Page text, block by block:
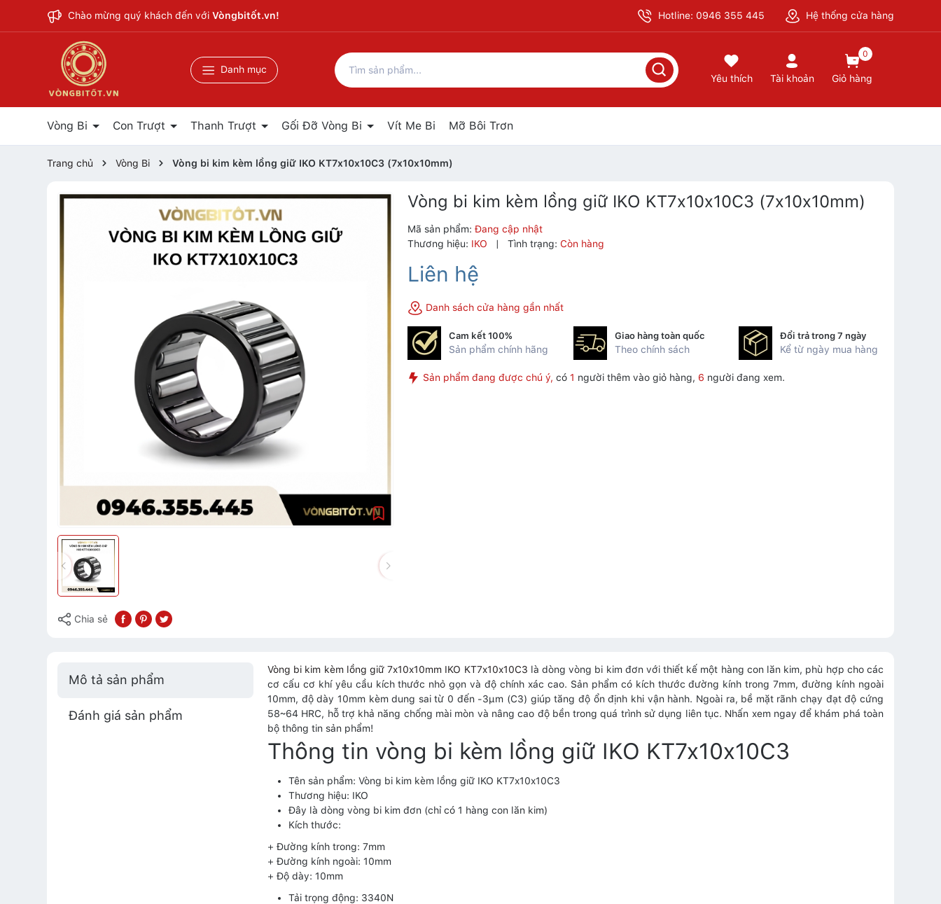
Chào mừng quý khách đến với Vòngbitốt.vn! Hotline: 0946 355 445 Hệ thống cửa hàng
Danh mục
Yêu thích Tài khoản
0
Giỏ hàng
Vòng Bi Con Trượt Thanh Trượt Gối Đỡ Vòng Bi Vít Me Bi Mỡ Bôi Trơn
Trang chủ Vòng Bi Vòng bi kim kèm lồng giữ IKO KT7x10x10C3 (7x10x10mm)
Chia sẻ
Vòng bi kim kèm lồng giữ IKO KT7x10x10C3 (7x10x10mm)
Mã sản phẩm: Đang cập nhật
Thương hiệu: IKO | Tình trạng: Còn hàng
Liên hệ
Danh sách cửa hàng gần nhất
Cam kết 100%
Sản phẩm chính hãng
Giao hàng toàn quốc
Theo chính sách
Đổi trả trong 7 ngày
Kể từ ngày mua hàng
Sản phẩm đang được chú ý, có 1 người thêm vào giỏ hàng, 6 người đang xem.
Mô tả sản phẩm
Đánh giá sản phẩm
Vòng bi kim kèm lồng giữ 7x10x10mm IKO KT7x10x10C3 là dòng vòng bi kim đơn với thiết kế một hàng con lăn kim, phù hợp cho các
cơ cấu cơ khí yêu cầu kích thước nhỏ gọn và độ chính xác cao. Sản phẩm có kích thước đường kính trong 7mm, đường kính ngoài
10mm, độ dày 10mm kèm dung sai từ 0 đến -3μm (C3) giúp tăng độ ổn định khi vận hành. Ngoài ra, bề mặt rãnh chạy đạt độ cứng
58~64 HRC, hỗ trợ khả năng chống mài mòn và nâng cao độ bền trong quá trình sử dụng liên tục. Nhấn xem ngay để khám phá toàn
bộ thông tin sản phẩm!
Thông tin vòng bi kèm lồng giữ IKO KT7x10x10C3
Tên sản phẩm: Vòng bi kim kèm lồng giữ IKO KT7x10x10C3
Thương hiệu: IKO
Đây là dòng vòng bi kim đơn (chỉ có 1 hàng con lăn kim)
Kích thước:
+ Đường kính trong: 7mm
+ Đường kính ngoài: 10mm
+ Độ dày: 10mm
Tải trọng động: 3340N